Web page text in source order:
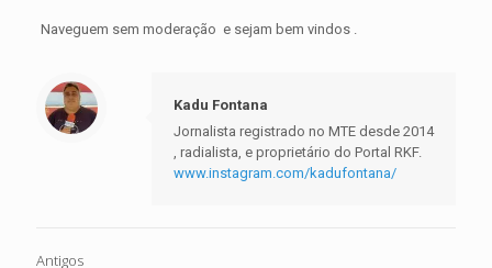
Naveguem sem moderação e sejam bem vindos .
Kadu Fontana
Jornalista registrado no MTE desde 2014
, radialista, e proprietário do Portal RKF.
www.instagram.com/kadufontana/
Antigos